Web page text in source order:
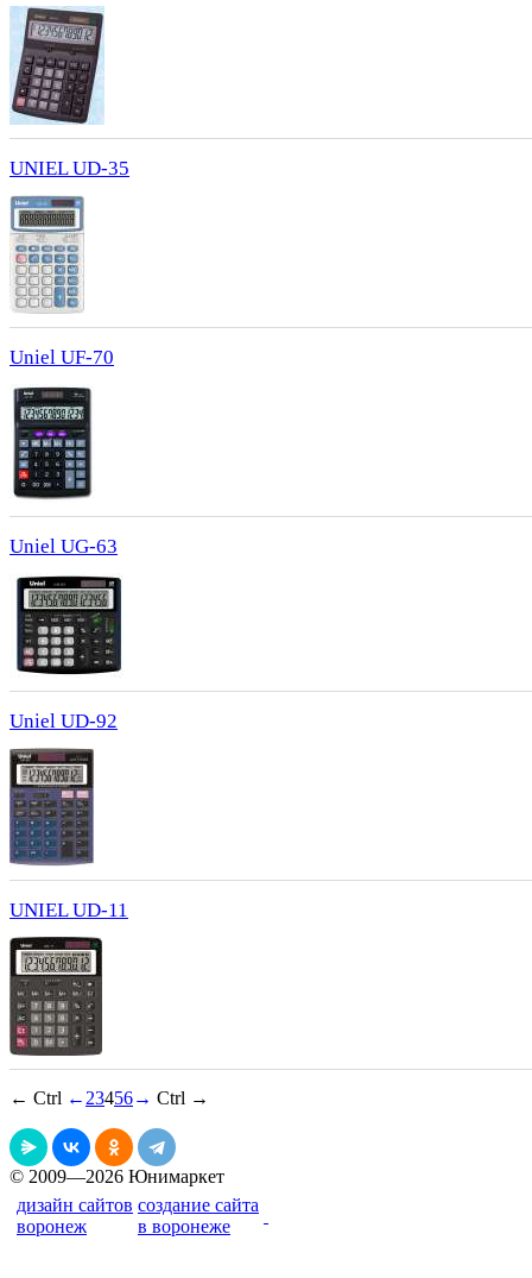
UNIEL UD-35
Uniel UF-70
Uniel UG-63
Uniel UD-92
UNIEL UD-11
← Ctrl ←23456→ Ctrl →
© 2009—2026 Юнимаркет
дизайн сайтов
воронеж
создание сайта
в воронеже